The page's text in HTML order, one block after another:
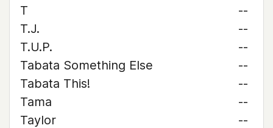
T
--
T.J.
--
T.U.P.
--
Tabata Something Else
--
Tabata This!
--
Tama
--
Taylor
--